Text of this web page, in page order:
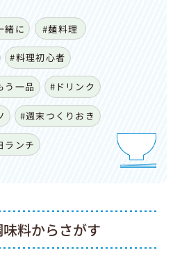
緒に #麺料理
#料理初心者
う一品 #ドリンク
#週末つくりおき
ランチ
料からさがす